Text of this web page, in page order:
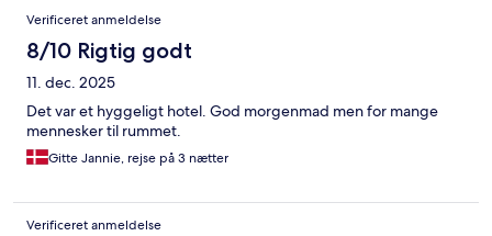
Verificeret anmeldelse
8/10 Rigtig godt
11. dec. 2025
Det var et hyggeligt hotel. God morgenmad men for mange
mennesker til rummet.
Gitte Jannie, rejse på 3 nætter
Verificeret anmeldelse